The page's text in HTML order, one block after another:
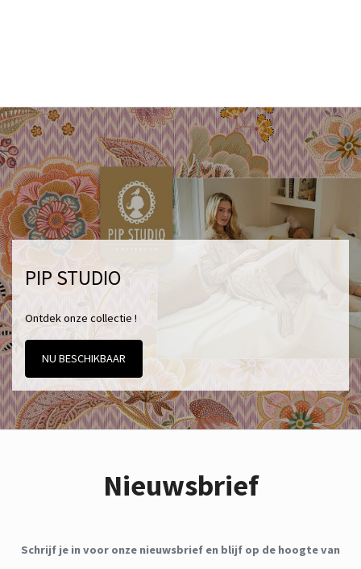
PIP STUDIO
Ontdek onze collectie !
NU BESCHIKBAAR
Nieuwsbrief
Schrijf je in voor onze nieuwsbrief en blijf op de hoogte van